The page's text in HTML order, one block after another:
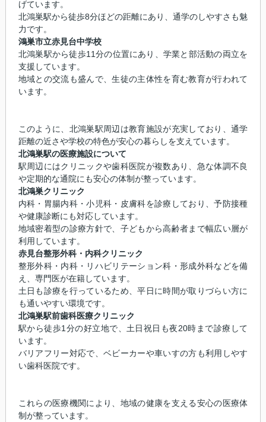
げています。
北鴻巣駅から徒歩8分ほどの距離にあり、通学のしやすさも魅
力です。
鴻巣市立赤見台中学校
北鴻巣駅から徒歩11分の位置にあり、学業と部活動の両立を
支援しています。
地域との交流も盛んで、生徒の主体性を育む教育が行われて
います。
このように、北鴻巣駅周辺は教育施設が充実しており、通学
距離の近さや学校の特色が安心の暮らしを支えています。
北鴻巣駅の医療施設について
駅周辺にはクリニックや歯科医院が複数あり、急な体調不良
や定期的な通院にも安心の体制が整っています。
北鴻巣クリニック
内科・胃腸内科・小児科・皮膚科を診療しており、予防接種
や健康診断にも対応しています。
地域密着型の診療方針で、子どもから高齢者まで幅広い層が
利用しています。
赤見台整形外科・内科クリニック
整形外科・内科・リハビリテーション科・形成外科などを備
え、専門医が在籍しています。
土日も診療を行っているため、平日に時間が取りづらい方に
も通いやすい環境です。
北鴻巣駅前歯科医療クリニック
駅から徒歩1分の好立地で、土日祝日も夜20時まで診療して
います。
バリアフリー対応で、ベビーカーや車いすの方も利用しやす
い歯科医院です。
これらの医療機関により、地域の健康を支える安心の医療体
制が整っています。